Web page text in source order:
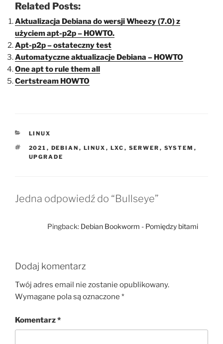
Related Posts:
Aktualizacja Debiana do wersji Wheezy (7.0) z
użyciem apt-p2p – HOWTO.
Apt-p2p – ostateczny test
Automatyczne aktualizacje Debiana – HOWTO
One apt to rule them all
Certstream HOWTO
KATEGORIE
LINUX
TAGI
2021 , DEBIAN , LINUX , LXC , SERWER , SYSTEM ,
UPGRADE
Jedna odpowiedź do “Bullseye”
Pingback: Debian Bookworm - Pomiędzy bitami
Dodaj komentarz
Twój adres email nie zostanie opublikowany.
Wymagane pola są oznaczone *
Komentarz*